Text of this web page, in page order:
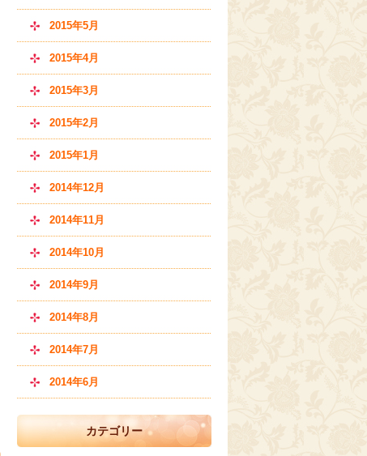
2015年5月
2015年4月
2015年3月
2015年2月
2015年1月
2014年12月
2014年11月
2014年10月
2014年9月
2014年8月
2014年7月
2014年6月
カテゴリー